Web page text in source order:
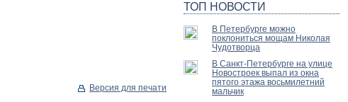
Версия для печати
ТОП НОВОСТИ
В Петербурге можно
поклониться мощам Николая
Чудотворца
В Санкт-Петербурге на улице
Новостроек выпал из окна
пятого этажа восьмилетний
мальчик